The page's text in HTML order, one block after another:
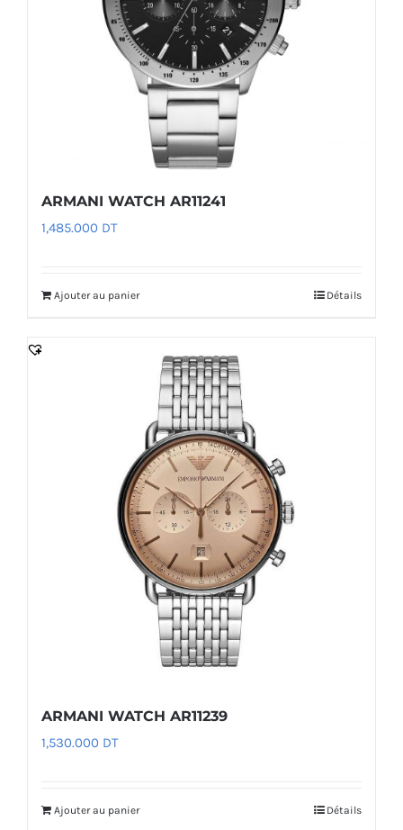
ARMANI WATCH AR11241
1,485.000 DT
Ajouter au panier Détails
ARMANI WATCH AR11239
1,530.000 DT
Ajouter au panier Détails